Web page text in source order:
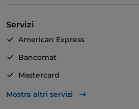
Servizi
American Express
Bancomat
Mastercard
TheFork PAY
Mostra altri servizi